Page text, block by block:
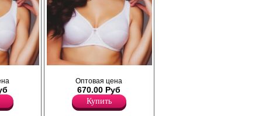
В
в
класссический крой, натуральный хлопок. В
центре бантик. Размер чашки указан в
артикуле товара (обозначен буквой).
(Чашка маломерит)
Оптовая цена
670.00 Руб
Купить